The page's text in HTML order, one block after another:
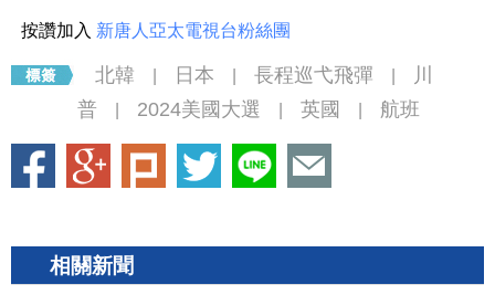
按讚加入 新唐人亞太電視台粉絲團
北韓 日本 長程巡弋飛彈
川
普
2024美國大選 英國 航班
相關新聞